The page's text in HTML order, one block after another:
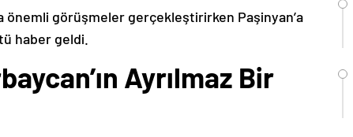
görüşmeler gerçekleştirirken Paşinyan’a
haber geldi.
Ayrılmaz Bir